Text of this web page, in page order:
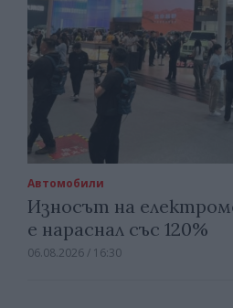
Автомобили
Износът на
е нараснал със 120%
06.08.2026 / 16:30